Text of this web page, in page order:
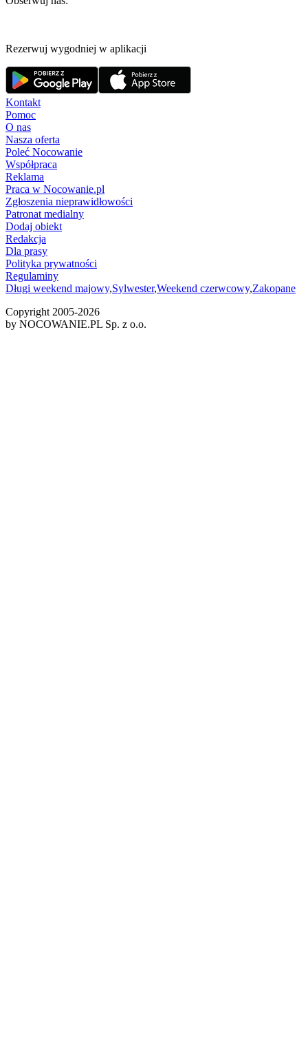
Rezerwuj wygodniej w aplikacji
Kontakt
Pomoc
O nas
Nasza oferta
Poleć Nocowanie
Współpraca
Reklama
Praca w Nocowanie.pl
Zgłoszenia nieprawidłowości
Patronat medialny
Dodaj obiekt
Redakcja
Dla prasy
Polityka prywatności
Regulaminy
Długi weekend majowy,Sylwester,Weekend czerwcowy,Zakopane
Copyright 2005-2026
by NOCOWANIE.PL Sp. z o.o.